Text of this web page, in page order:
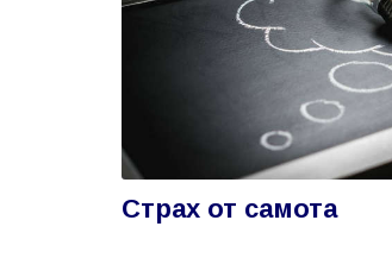
Страх от самота